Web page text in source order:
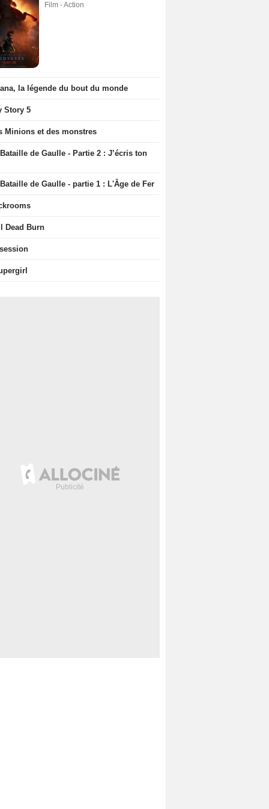
Film - Action
la légende du bout du monde
Story 5
Minions et des monstres
de Gaulle - Partie 2 : J’écris ton
de Gaulle - partie 1 : L'Âge de Fer
Dead Burn